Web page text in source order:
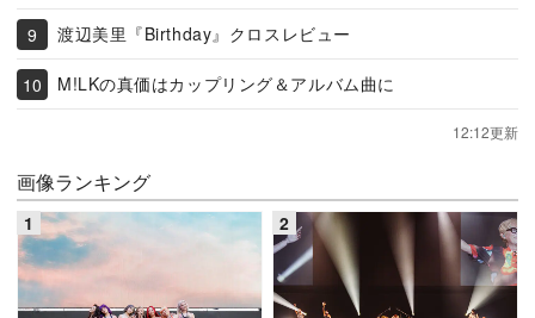
渡辺美里『Birthday』クロスレビュー
M!LKの真価はカップリング＆アルバム曲に
12:12更新
画像ランキング